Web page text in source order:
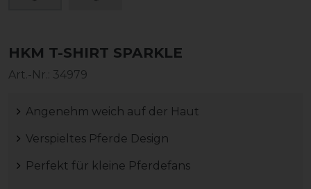
HKM T-SHIRT SPARKLE
Art.-Nr.: 34979
Angenehm weich auf der Haut
Verspieltes Pferde Design
Perfekt für kleine Pferdefans